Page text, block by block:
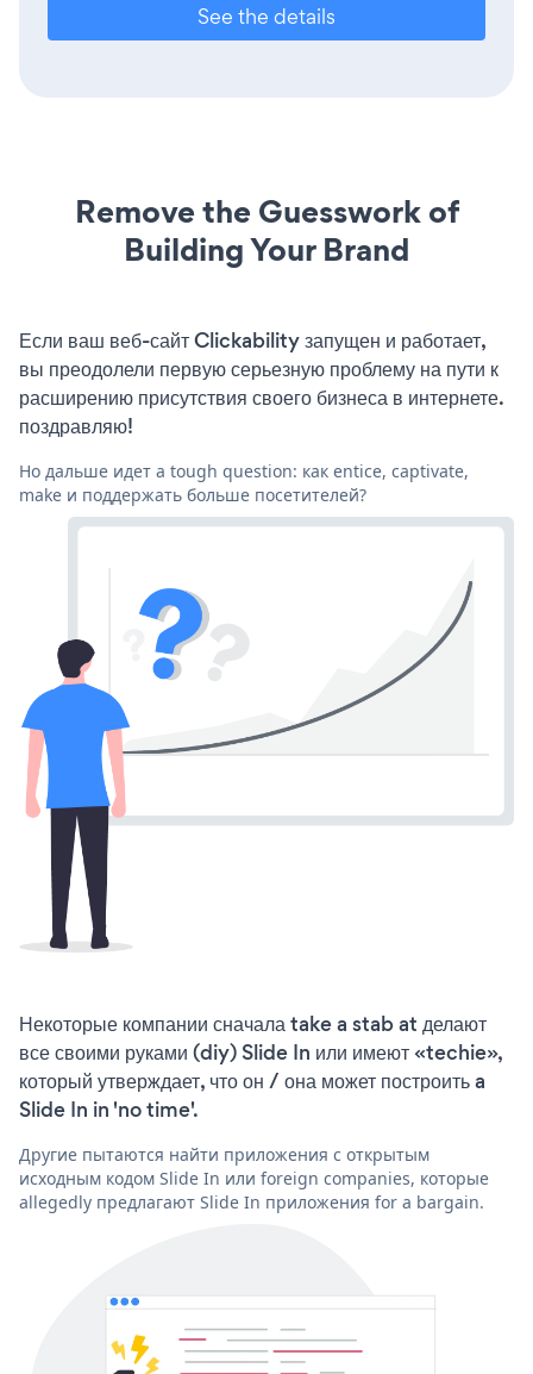
See the details
Remove the Guesswork of
Building Your Brand
Если ваш веб-сайт Clickability запущен и работает,
вы преодолели первую серьезную проблему на пути к
расширению присутствия своего бизнеса в интернете.
поздравляю!
Но дальше идет a tough question: как entice, captivate,
make и поддержать больше посетителей?
Некоторые компании сначала take a stab at делают
все своими руками (diy) Slide In или имеют «techie»,
который утверждает, что он / она может построить a
Slide In in 'no time'.
Другие пытаются найти приложения с открытым
исходным кодом Slide In или foreign companies, которые
allegedly предлагают Slide In приложения for a bargain.